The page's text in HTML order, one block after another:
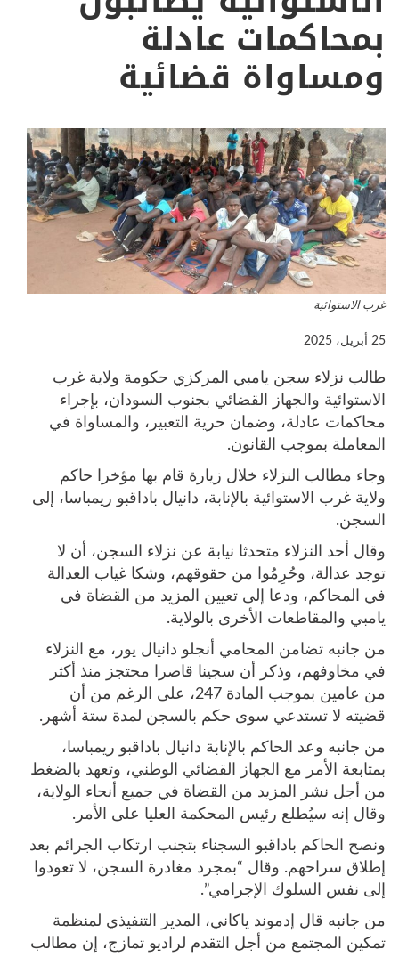
بمحاكمات عادلة
ومساواة قضائية
غرب الاستوائية
25 أبريل، 2025
طالب نزلاء سجن يامبي المركزي حكومة ولاية غرب
الاستوائية والجهاز القضائي بجنوب السودان، بإجراء
محاكمات عادلة، وضمان حرية التعبير، والمساواة في
المعاملة بموجب القانون.
وجاء مطالب النزلاء خلال زيارة قام بها مؤخرا حاكم
ولاية غرب الاستوائية بالإنابة، دانيال باداقبو ريمباسا، إلى
السجن.
وقال أحد النزلاء متحدثا نيابة عن نزلاء السجن، أن لا
توجد عدالة، وحُرِمُوا من حقوقهم، وشكا غياب العدالة
في المحاكم، ودعا إلى تعيين المزيد من القضاة في
يامبي والمقاطعات الأخرى بالولاية.
من جانبه تضامن المحامي أنجلو دانيال يور، مع النزلاء
في مخاوفهم، وذكر أن سجينا قاصرا محتجز منذ أكثر
من عامين بموجب المادة 247، على الرغم من أن
قضيته لا تستدعي سوى حكم بالسجن لمدة ستة أشهر.
من جانبه وعد الحاكم بالإنابة دانيال باداقبو ريمباسا،
بمتابعة الأمر مع الجهاز القضائي الوطني، وتعهد بالضغط
من أجل نشر المزيد من القضاة في جميع أنحاء الولاية،
وقال إنه سيُطلع رئيس المحكمة العليا على الأمر.
ونصح الحاكم باداقبو السجناء بتجنب ارتكاب الجرائم بعد
إطلاق سراحهم. وقال “بمجرد مغادرة السجن، لا تعودوا
إلى نفس السلوك الإجرامي”.
من جانبه قال إدموند ياكاني، المدير التنفيذي لمنظمة
تمكين المجتمع من أجل التقدم لراديو تمازج، إن مطالب